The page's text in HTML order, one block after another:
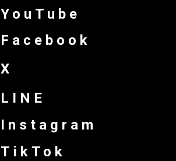
YouTube
Facebook
X
LINE
Instagram
TikTok